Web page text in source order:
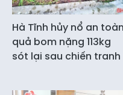
Hà Tĩnh hủy nổ an toàn
quả bom nặng 113kg
sót lại sau chiến tranh